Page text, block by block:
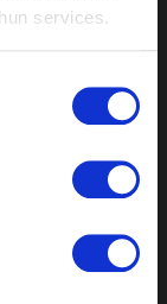
services.